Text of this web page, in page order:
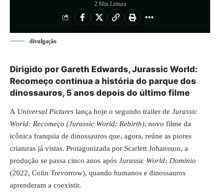
2 Min Leitura
divulgação
Dirigido por Gareth Edwards, Jurassic World:
Recomeço continua a história do parque dos
dinossauros, 5 anos depois do último filme
A Universal Pictures lança hoje o segundo trailer de Jurassic
World: Recomeço (Jurassic World: Rebirth), novo filme da
icônica franquia de dinossauros que, agora, reúne as piores
criaturas já vistas. Protagonizada por Scarlett Johansson, a
produção se passa cinco anos após Jurassic World: Domínio
(2022, Colin Trevorrow), quando humanos e dinossauros
aprenderam a coexistir.